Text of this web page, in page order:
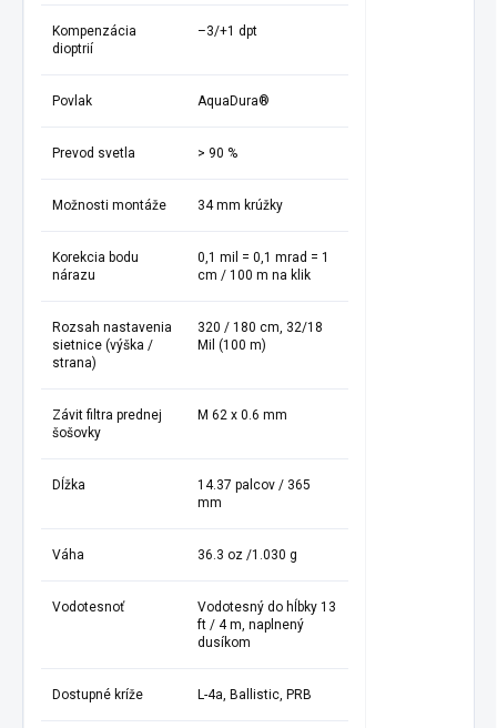
Kompenzácia
dioptrií
–3/+1 dpt
Povlak AquaDura®
Prevod svetla > 90 %
Možnosti montáže 34 mm krúžky
Korekcia bodu
nárazu
0,1 mil = 0,1 mrad = 1
cm / 100 m na klik
Rozsah nastavenia
sietnice (výška /
strana)
320 / 180 cm, 32/18
Mil (100 m)
Závit filtra prednej
šošovky
M 62 x 0.6 mm
Dĺžka
14.37 palcov / 365
mm
Váha 36.3 oz /1.030 g
Vodotesnoť
Vodotesný do hĺbky 13
ft / 4 m, naplnený
dusíkom
Dostupné kríže L-4a, Ballistic, PRB